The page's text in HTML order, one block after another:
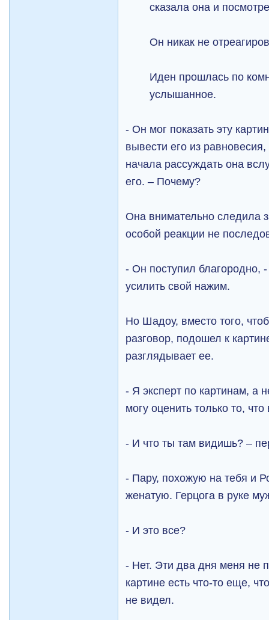
сказала она и
Он никак не
Иден прошлась по
услышанное.
- Он мог показать эту
вывести его из
начала рассуждать она
его. – Почему?
Она внимательно следила
особой реакции не
- Он поступил благородно,
усилить свой нажим.
Но Шадоу, вместо того,
разговор, подошел к
разглядывает ее.
- Я эксперт по картинам, а
могу оценить только то,
- И что ты там видишь? –
- Пару, похожую на тебя и
женатую. Герцога в руке
- И это все?
- Нет. Эти два дня меня не
картине есть что-то еще,
не видел.